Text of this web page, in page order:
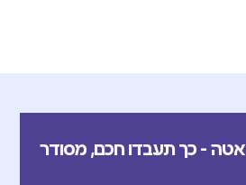
- כך תעבדו חכם, מסודר